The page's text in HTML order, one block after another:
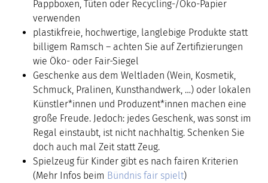
Pappboxen, Tüten oder Recycling-/Öko-Papier
verwenden
plastikfreie, hochwertige, langlebige Produkte statt
billigem Ramsch – achten Sie auf Zertifizierungen
wie Öko- oder Fair-Siegel
Geschenke aus dem Weltladen (Wein, Kosmetik,
Schmuck, Pralinen, Kunsthandwerk, …) oder lokalen
Künstler*innen und Produzent*innen machen eine
große Freude. Jedoch: jedes Geschenk, was sonst im
Regal einstaubt, ist nicht nachhaltig. Schenken Sie
doch auch mal Zeit statt Zeug.
Spielzeug für Kinder gibt es nach fairen Kriterien
(Mehr Infos beim Bündnis fair spielt)